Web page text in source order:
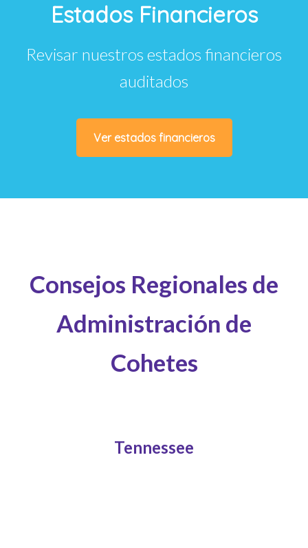
Estados Financieros
Revisar nuestros estados financieros
auditados
Ver estados financieros
Consejos Regionales de
Administración de
Cohetes
Tennessee